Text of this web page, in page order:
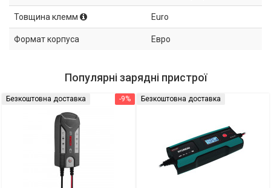
Товщина клемм Euro
Формат корпуса Евро
Популярні зарядні пристрої
-9%
Безкоштовна доставка Безкоштовна доставка